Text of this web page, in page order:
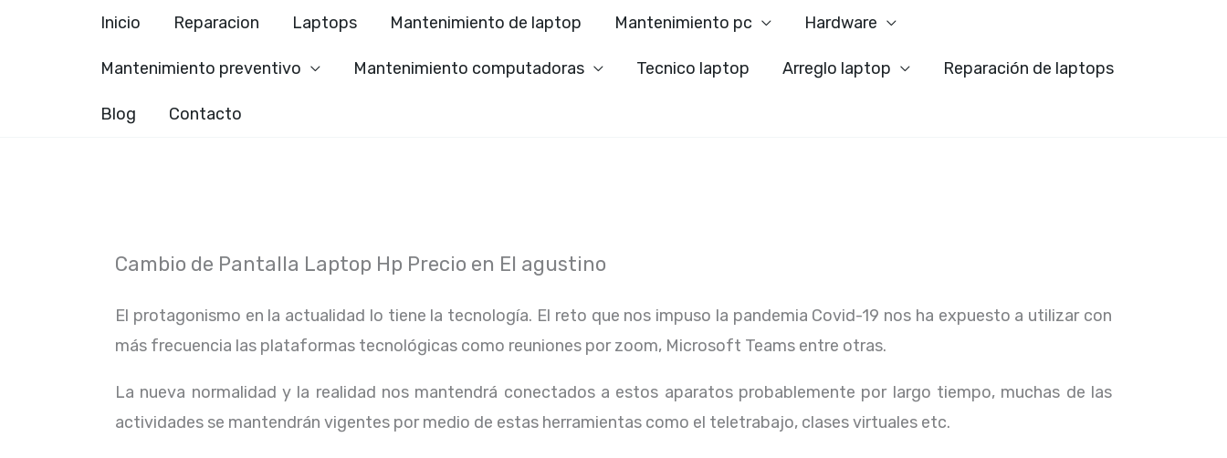
Inicio Reparacion Laptops Mantenimiento de laptop Mantenimiento pc Hardware
Mantenimiento preventivo Mantenimiento computadoras Tecnico laptop Arreglo laptop Reparación de laptops
Blog Contacto
Cambio de Pantalla Laptop Hp Precio en El agustino
El protagonismo en la actualidad lo tiene la tecnología. El reto que nos impuso la pandemia Covid-19 nos ha expuesto a utilizar con
más frecuencia las plataformas tecnológicas como reuniones por zoom, Microsoft Teams entre otras.
La nueva normalidad y la realidad nos mantendrá conectados a estos aparatos probablemente por largo tiempo, muchas de las
actividades se mantendrán vigentes por medio de estas herramientas como el teletrabajo, clases virtuales etc.